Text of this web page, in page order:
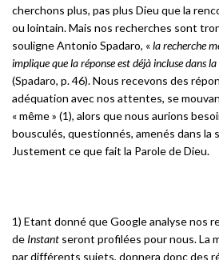
cherchons plus, pas plus Dieu que la
ou lointain. Mais nos recherches sont
souligne Antonio Spadaro, «la recherche
implique que la réponse est déjà incluse dans
(Spadaro, p. 46). Nous recevons des
adéquation avec nos attentes, se
« même » (1), alors que nous aurions
bousculés, questionnés, amenés dans la
Justement ce que fait la Parole de Dieu.
1) Etant donné que Google analyse nos
de Instant seront profilées pour nous. La
par différents sujets, donnera donc des